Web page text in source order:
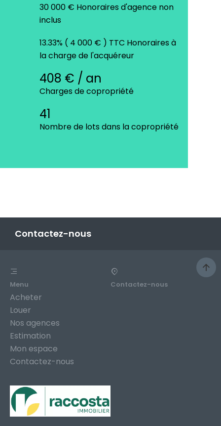
30 000 € Honoraires d'agence non
inclus
13.33% ( 4 000 € ) TTC Honoraires à
la charge de l'acquéreur
408 € / an
Charges de copropriété
41
Nombre de lots dans la copropriété
Contactez-nous
Menu
Acheter
Louer
Nos agences
Estimation
Mon espace
Contactez-nous
Contactez-nous